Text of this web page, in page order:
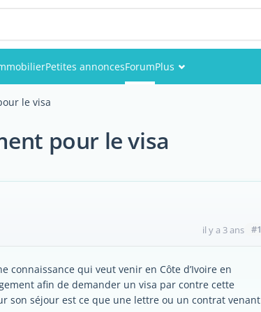
Petites annoncesForumPlus
le visa
pour le visa
il y a 3 ans #1
connaissance qui veut venir en Côte d’Ivoire en
afin de demander un visa par contre cette
son séjour est ce que une lettre ou un contrat venant